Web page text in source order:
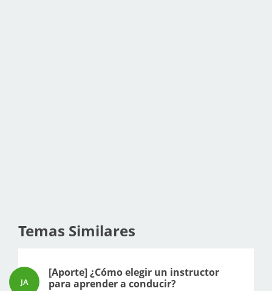
Temas Similares
JA
[Aporte] ¿Cómo elegir un instructor
para aprender a conducir?